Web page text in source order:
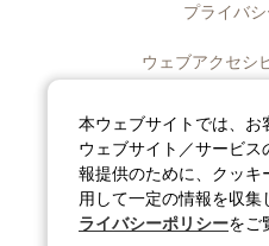
プライバ
ウェブアクセシ
ディスクロー
ソーシャルメ
サイ
本ウェブサイトでは、
ウェブサイト／サービ
報提供のために、クッ
用して一定の情報を収
ライバシーポリシーをご